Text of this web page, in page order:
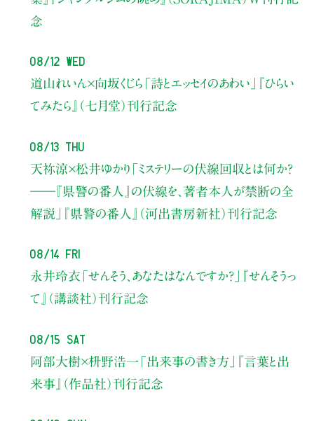
念
08/12 Wed
道山れいん×向坂くじら 「詩とエッセイのあわい」
『ひらい
てみたら』（七月堂）刊行記念
08/13 Thu
天祢涼×松井ゆかり 「ミステリーの伏線回収とは何か？
――『県警の番人』の伏線を、著者本人が禁断の全
解説」
『県警の番人』（河出書房新社）刊行記念
08/14 Fri
永井玲衣 「せんそう、あなたはなんですか？」
『せんそうっ
て』（講談社）刊行記念
08/15 Sat
阿部大樹×枡野浩一 「出来事の書き方」
『言葉と出
来事』（作品社）刊行記念